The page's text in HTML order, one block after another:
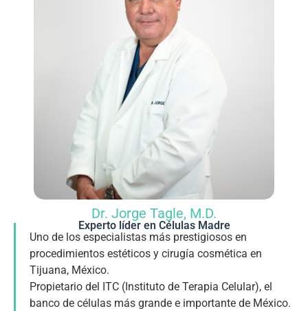
Dr. Jorge Tagle, M.D.
Experto líder en Células Madre
Uno de los especialistas más prestigiosos en
procedimientos estéticos y cirugía cosmética en
Tijuana, México.
Propietario del ITC (Instituto de Terapia Celular), el
banco de células más grande e importante de México.